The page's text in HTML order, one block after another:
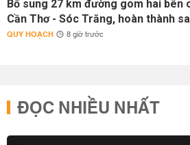
Bổ sung 27 km đường gom hai bên
Cần Thơ - Sóc Trăng, hoàn thành
QUY HOẠCH 8 giờ trước
ĐỌC NHIỀU NHẤT